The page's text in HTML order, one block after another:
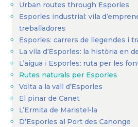
Urban routes through Esporles
Esporles industrial: vila
treballadores
Esporles: carrers de llegendes i
La vila d’Esporles: la història en
L’aigua i Esporles: ruta per les
Rutes naturals per Esporles
Volta a la vall d’Esporles
El pinar de Canet
L’Ermita de Maristel•la
D’Esporles al Port des Canonge